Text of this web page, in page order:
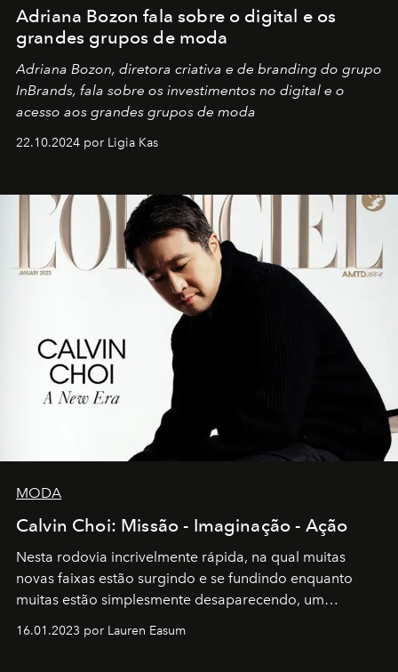
Adriana Bozon fala sobre o digital e os
grandes grupos de moda
Adriana Bozon, diretora criativa e de branding do grupo
InBrands, fala sobre os investimentos no digital e o
acesso aos grandes grupos de moda
22.10.2024 por Ligia Kas
MODA
Calvin Choi: Missão - Imaginação - Ação
Nesta rodovia incrivelmente rápida, na qual muitas
novas faixas estão surgindo e se fundindo enquanto
muitas estão simplesmente desaparecendo, um
transportador AMTD abrindo caminho para muitos
16.01.2023 por Lauren Easum